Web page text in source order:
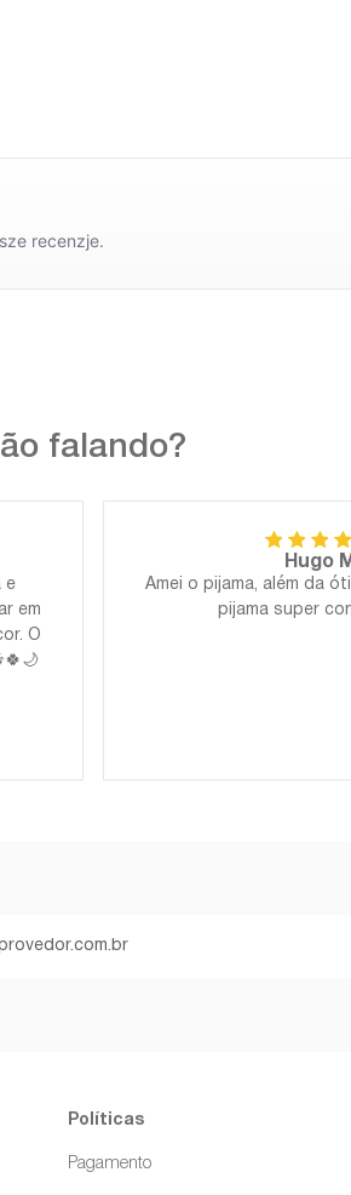
falando?
e
em
O
Hugo
Amei o pijama, além da
pijama super
Políticas
Pagamento